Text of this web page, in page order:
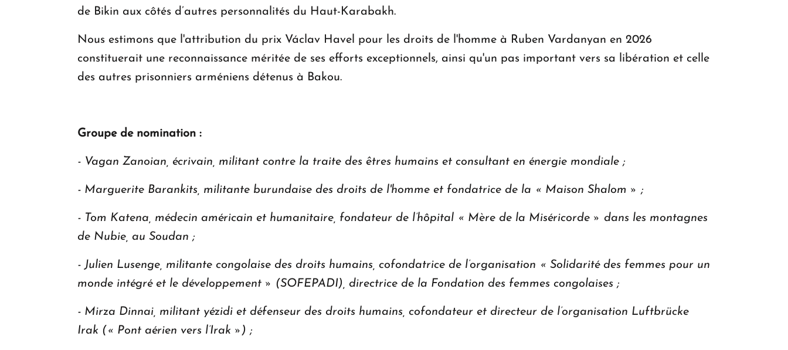
de Bikin aux côtés d’autres personnalités du Haut-Karabakh.
Nous estimons que l'attribution du prix Václav Havel pour les droits de l'homme à Ruben Vardanyan en 2026
constituerait une reconnaissance méritée de ses efforts exceptionnels, ainsi qu'un pas important vers sa libération et celle
des autres prisonniers arméniens détenus à Bakou.
Groupe de nomination :
- Vagan Zanoian, écrivain, militant contre la traite des êtres humains et consultant en énergie mondiale ;
- Marguerite Barankits, militante burundaise des droits de l'homme et fondatrice de la « Maison Shalom » ;
- Tom Katena, médecin américain et humanitaire, fondateur de l’hôpital « Mère de la Miséricorde » dans les montagnes
de Nubie, au Soudan ;
- Julien Lusenge, militante congolaise des droits humains, cofondatrice de l’organisation « Solidarité des femmes pour un
monde intégré et le développement » (SOFEPADI), directrice de la Fondation des femmes congolaises ;
- Mirza Dinnai, militant yézidi et défenseur des droits humains, cofondateur et directeur de l’organisation Luftbrücke
Irak (« Pont aérien vers l’Irak ») ;